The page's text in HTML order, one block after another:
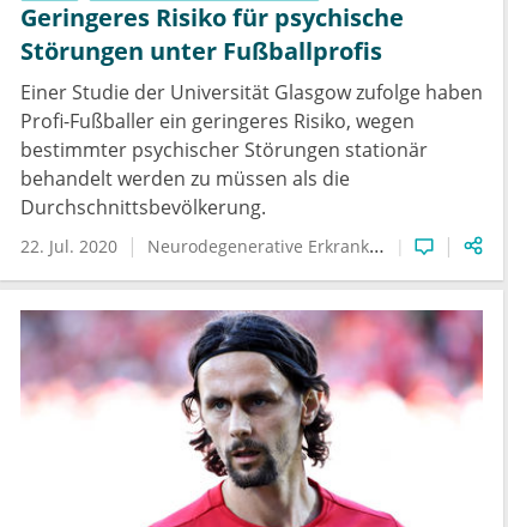
Geringeres Risiko für psychische
Störungen unter Fußballprofis
Einer Studie der Universität Glasgow zufolge haben
Profi-Fußballer ein geringeres Risiko, wegen
bestimmter psychischer Störungen stationär
behandelt werden zu müssen als die
Durchschnittsbevölkerung.
22. Jul. 2020 Neurodegenerative Erkrankungen Schwere